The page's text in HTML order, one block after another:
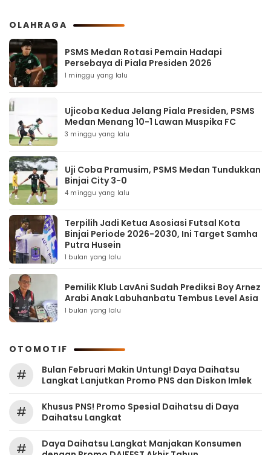
OLAHRAGA
PSMS Medan Rotasi Pemain Hadapi
Persebaya di Piala Presiden 2026
1 minggu yang lalu
Ujicoba Kedua Jelang Piala Presiden, PSMS
Medan Menang 10-1 Lawan Muspika FC
3 minggu yang lalu
Uji Coba Pramusim, PSMS Medan Tundukkan
Binjai City 3-0
4 minggu yang lalu
Terpilih Jadi Ketua Asosiasi Futsal Kota
Binjai Periode 2026-2030, Ini Target Samha
Putra Husein
1 bulan yang lalu
Pemilik Klub LavAni Sudah Prediksi Boy Arnez
Arabi Anak Labuhanbatu Tembus Level Asia
1 bulan yang lalu
OTOMOTIF
#
Bulan Februari Makin Untung! Daya Daihatsu
Langkat Lanjutkan Promo PNS dan Diskon Imlek
#
Khusus PNS! Promo Spesial Daihatsu di Daya
Daihatsu Langkat
#
Daya Daihatsu Langkat Manjakan Konsumen